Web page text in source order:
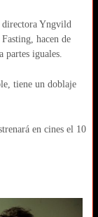
Yngvild
hacen de
iguales.
tiene un doblaje
en cines el 10